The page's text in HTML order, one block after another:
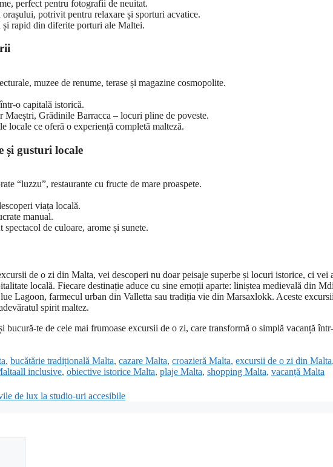
perfect pentru fotografii de neuitat.
potrivit pentru relaxare și sporturi acvatice.
rapid din diferite porturi ale Maltei.
muzee de renume, terase și magazine cosmopolite.
o capitală istorică.
Maeștri, Grădinile Barracca – locuri pline de poveste.
locale ce oferă o experiență completă malteză.
și gusturi locale
“luzzu”, restaurante cu fructe de mare proaspete.
viața locală.
manual.
de culoare, arome și sunete.
de o zi din Malta, vei descoperi nu doar peisaje superbe și locuri istorice, ci vei
locală. Fiecare destinație aduce cu sine emoții aparte: liniștea medievală din
Lagoon, farmecul urban din Valletta sau tradiția vie din Marsaxlokk. Aceste
spirit maltez.
bucură-te de cele mai frumoase excursii de o zi, care transformă o simplă vacanță
, bucătărie tradițională Malta, cazare Malta, croazieră Malta, excursii de o zi din Malta,
inclusive, obiective istorice Malta, plaje Malta, shopping Malta, vacanță Malta
de lux la studio-uri accesibile